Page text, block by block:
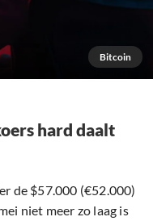
Bitcoin
hard daalt
de $57.000 (€52.000)
niet meer zo laag is